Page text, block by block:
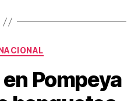
ar
Categorías
Pompeya